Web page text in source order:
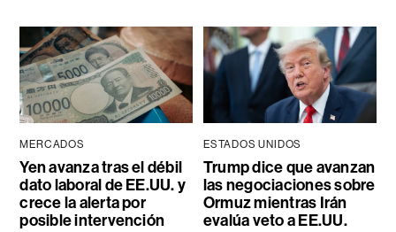
MERCADOS
Yen avanza tras el débil
dato laboral de EE.UU. y
crece la alerta por
posible intervención
ESTADOS UNIDOS
Trump dice que avanzan
las negociaciones sobre
Ormuz mientras Irán
evalúa veto a EE.UU.